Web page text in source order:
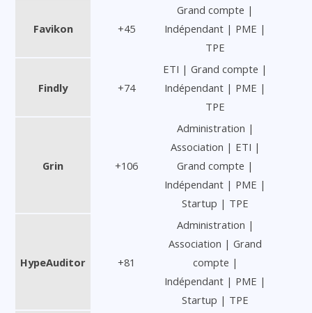
Favikon +45
Grand compte |
Indépendant | PME |
TPE
Findly +74
ETI | Grand compte |
Indépendant | PME |
TPE
Grin +106
Administration |
Association | ETI |
Grand compte |
Indépendant | PME |
Startup | TPE
HypeAuditor +81
Administration |
Association | Grand
compte |
Indépendant | PME |
Startup | TPE